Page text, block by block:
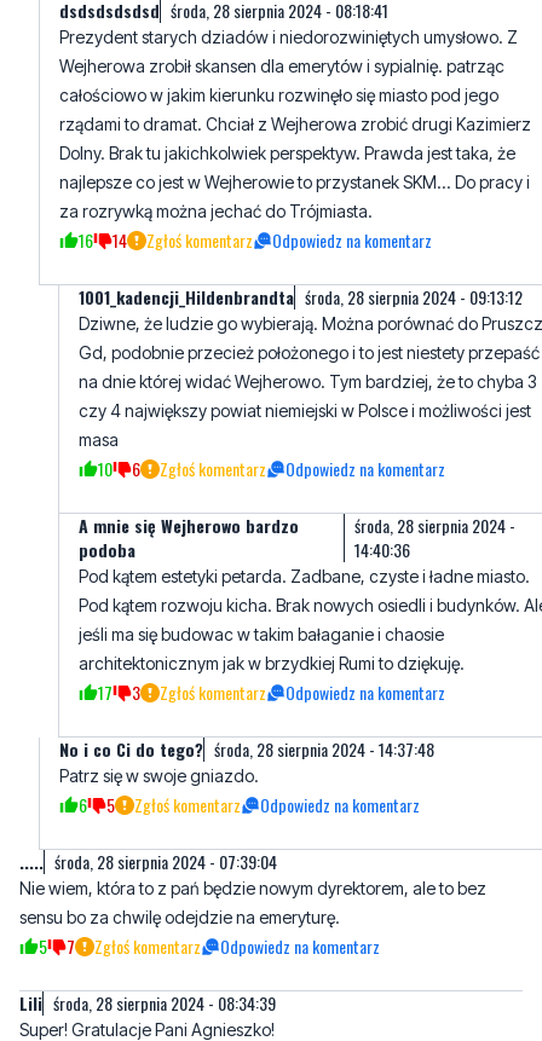
całościowo w jakim kierunku rozwinęło się miasto pod jego
rządami to dramat. Chciał z Wejherowa zrobić drugi Kazimierz
Dolny. Brak tu jakichkolwiek perspektyw. Prawda jest taka, że
najlepsze co jest w Wejherowie to przystanek SKM... Do pracy i
za rozrywką można jechać do Trójmiasta.
16 14 Zgłoś komentarz Odpowiedz na komentarz
1001_kadencji_Hildenbrandta środa, 28 sierpnia 2024 - 09:13:12
Dziwne, że ludzie go wybierają. Można porównać do
na dnie której widać Wejherowo. Tym bardziej, że to chyba 3
czy 4 największy powiat niemiejski w Polsce i możliwości jest
masa
10 6 Zgłoś komentarz Odpowiedz na komentarz
A mnie się Wejherowo bardzo
podoba
14:40:36
Pod kątem rozwoju kicha. Brak nowych osiedli i budynków.
jeśli ma się budowac w takim bałaganie i chaosie
architektonicznym jak w brzydkiej Rumi to dziękuję.
17 3 Zgłoś komentarz Odpowiedz na komentarz
No i co Ci do tego? środa, 28 sierpnia 2024 - 14:37:48
Patrz się w swoje gniazdo.
środa, 28 sierpnia 2024 - 07:39:04
Nie wiem, która to z pań będzie nowym dyrektorem, ale to bez
5 7 Zgłoś komentarz Odpowiedz na komentarz
Lili środa, 28 sierpnia 2024 - 08:34:39
Super! Gratulacje Pani Agnieszko!
Niesforny zaoczniak środa, 28 sierpnia 2024 - 10:50:27